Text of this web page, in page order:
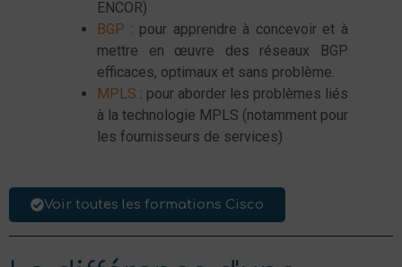
ENCOR)
BGP : pour apprendre à concevoir et à
mettre en œuvre des réseaux BGP
efficaces, optimaux et sans problème.
MPLS : pour aborder les problèmes liés
à la technologie MPLS (notamment pour
les fournisseurs de services)
Voir toutes les formations Cisco